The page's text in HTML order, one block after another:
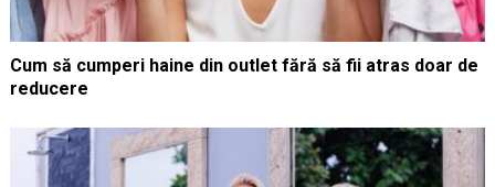
Cum să cumperi haine din outlet fără să fii atras doar de
reducere